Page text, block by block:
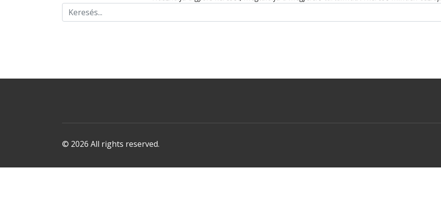
© 2026 All rights reserved.